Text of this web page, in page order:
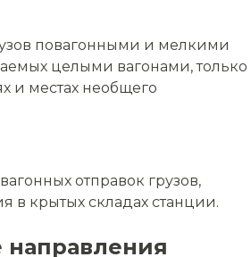
повагонными и мелкими
целыми вагонами, только
и местах необщего
отправок грузов,
в крытых складах станции.